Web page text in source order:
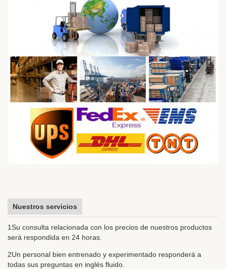
Nuestros servicios
1Su consulta relacionada con los precios de nuestros productos
será respondida en 24 horas.
2Un personal bien entrenado y experimentado responderá a
todas sus preguntas en inglés fluido.